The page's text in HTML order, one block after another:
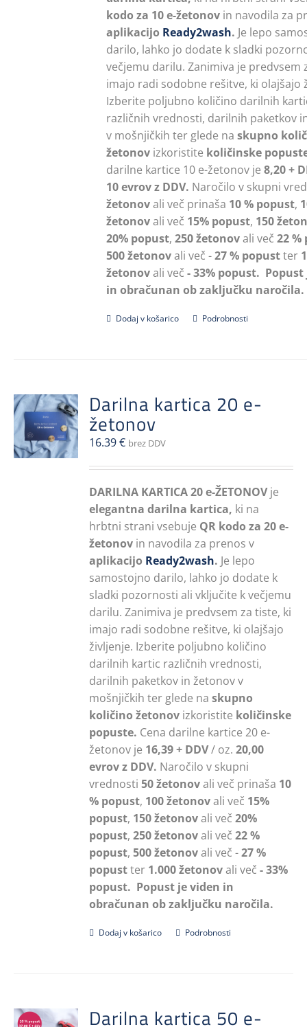
kodo za 10 e-žetonov in navodila za
aplikacijo Ready2wash. Je lepo
darilo, lahko jo dodate k sladki
večjemu darilu. Zanimiva je predvsem
imajo radi sodobne rešitve, ki olajšajo
Izberite poljubno količino darilnih
različnih vrednosti, darilnih paketkov
v mošnjičkih ter glede na skupno
žetonov izkoristite količinske
darilne kartice 10 e-žetonov je 8,20 +
10 evrov z DDV. Naročilo v skupni
žetonovali več prinaša 10 % popust,
žetonovali več 15% popust, 150
20% popust, 250 žetonovali več 22 %
500 žetonovali več -27 % popustter
žetonovali več - 33% popust. Popust
in obračunan ob zaključku naročila.
Dodaj v košarico Podrobnosti
Darilna kartica 20 e-
žetonov
16.39€ brez DDV
DARILNA KARTICA 20 e-ŽETONOVje
elegantna darilna kartica, ki na
hrbtni strani vsebuje QR kodo za 20 e-
žetonov in navodila za prenos v
aplikacijo Ready2wash. Je lepo
samostojno darilo, lahko jo dodate k
sladki pozornosti ali vključite k večjemu
darilu. Zanimiva je predvsem za tiste, ki
imajo radi sodobne rešitve, ki olajšajo
življenje. Izberite poljubno količino
darilnih kartic različnih vrednosti,
darilnih paketkov in žetonov v
mošnjičkih ter glede naskupno
količino žetonov izkoristite količinske
popuste. Cena darilne kartice 20 e-
žetonov je 16,39 + DDV/ oz.20,00
evrov z DDV. Naročilo v skupni
vrednosti50 žetonovali več prinaša 10
% popust, 100 žetonovali več 15%
popust, 150 žetonovali več20%
popust,250 žetonovali več22 %
popust,500 žetonovali več -27 %
popustter 1.000 žetonovali več - 33%
popust. Popust je viden in
obračunan ob zaključku naročila.
Dodaj v košarico Podrobnosti
Darilna kartica 50 e-